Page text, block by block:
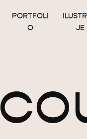
PORTFOLI
O
JE